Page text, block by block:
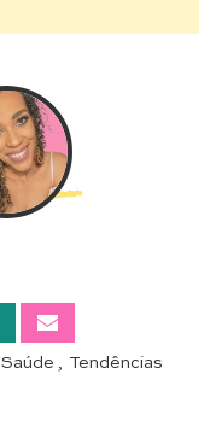
Saúde , Tendências